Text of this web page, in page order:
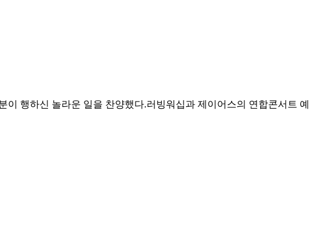
행하신 놀라운 일을 찬양했다.러빙워십과 제이어스의 연합콘서트 예